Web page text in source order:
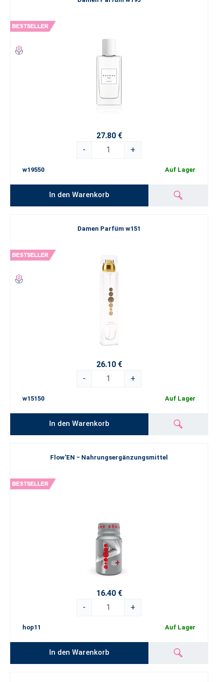
27.80 €
-
+
w19550 Auf Lager
In den Warenkorb
Damen Parfüm w151
26.10 €
-
+
w15150 Auf Lager
In den Warenkorb
Flow'EN − Nahrungsergänzungsmittel
16.40 €
-
+
hop11 Auf Lager
In den Warenkorb